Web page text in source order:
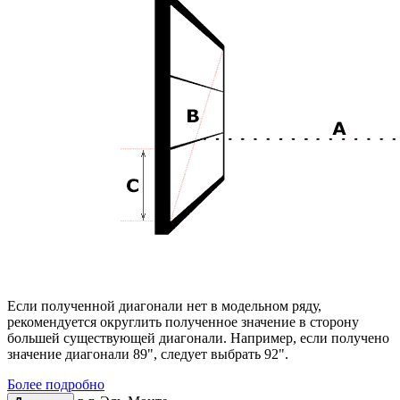
Если полученной диагонали нет в модельном ряду,
рекомендуется округлить полученное значение в сторону
большей существующей диагонали. Например, если получено
значение диагонали 89", следует выбрать 92".
Более подробно